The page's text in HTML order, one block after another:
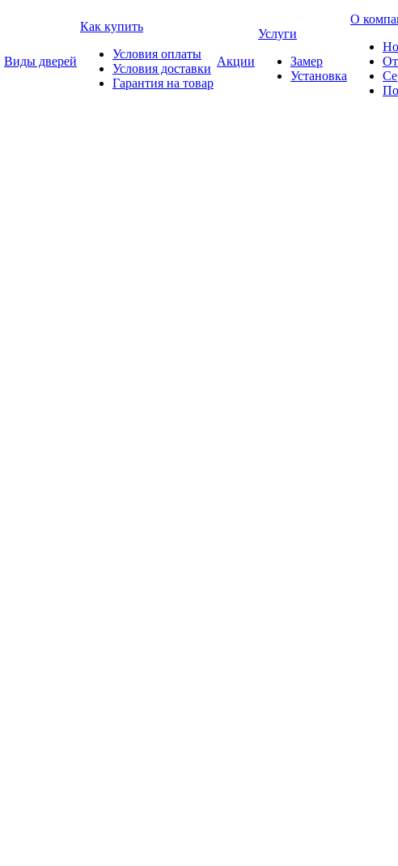
Виды дверей
Как купить
Условия оплаты
Условия доставки
Гарантия на товар
Акции
Услуги
Замер
Установка
О